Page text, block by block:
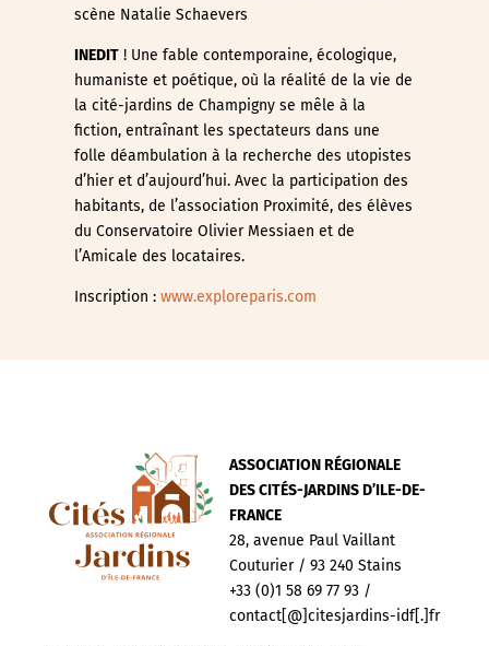
scène Natalie Schaevers
INEDIT! Une fable contemporaine, écologique,
humaniste et poétique, où la réalité de la vie de
la cité-jardins de Champigny se mêle à la
fiction, entraînant les spectateurs dans une
folle déambulation à la recherche des utopistes
d’hier et d’aujourd’hui. Avec la participation des
habitants, de l’association Proximité, des élèves
du Conservatoire Olivier Messiaen et de
l’Amicale des locataires.
Inscription :www.exploreparis.com
ASSOCIATION RÉGIONALE
DES CITÉS-JARDINS D’ILE-DE-
FRANCE
28, avenue Paul Vaillant
Couturier / 93 240 Stains
+33 (0)1 58 69 77 93 /
contact[@]citesjardins-idf[.]fr